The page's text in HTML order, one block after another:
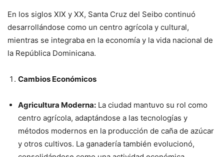
En los siglos XIX y XX, Santa Cruz del Seibo continuó
desarrollándose como un centro agrícola y cultural,
mientras se integraba en la economía y la vida nacional de
la República Dominicana.
Cambios Económicos
Agricultura Moderna: La ciudad mantuvo su rol como
centro agrícola, adaptándose a las tecnologías y
métodos modernos en la producción de caña de azúcar
y otros cultivos. La ganadería también evolucionó,